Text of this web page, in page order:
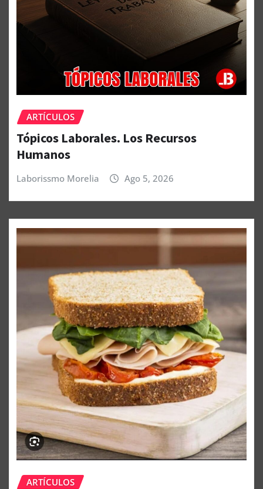
ARTÍCULOS
Tópicos Laborales. Los Recursos
Humanos
Laborissmo Morelia Ago 5, 2026
ARTÍCULOS